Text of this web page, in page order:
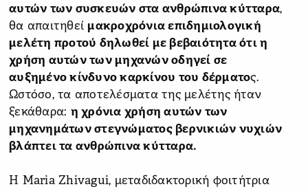
αυτών των συσκευών στα ανθρώπινα κύτταρα,
θα απαιτηθεί μακροχρόνια επιδημιολογική
μελέτη προτού δηλωθεί με βεβαιότητα ότι η
χρήση αυτών των μηχανών οδηγεί σε
αυξημένο κίνδυνο καρκίνου του δέρματος.
Ωστόσο, τα αποτελέσματα της μελέτης ήταν
ξεκάθαρα: η χρόνια χρήση αυτών των
μηχανημάτων στεγνώματος βερνικιών νυχιών
βλάπτει τα ανθρώπινα κύτταρα.
Η Maria Zhivagui, μεταδιδακτορική φοιτήτρια